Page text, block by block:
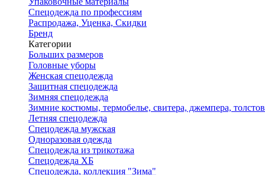
Спецодежда по профессиям
Распродажа, Уценка, Скидки
Бренд
Категории
Больших размеров
Головные уборы
Женская спецодежда
Защитная спецодежда
Зимняя спецодежда
Зимние костюмы, термобелье, свитера, джемпера,
Летняя спецодежда
Спецодежда мужская
Одноразовая одежда
Спецодежда из трикотажа
Спецодежда ХБ
Спецодежда, коллекция "Зима"